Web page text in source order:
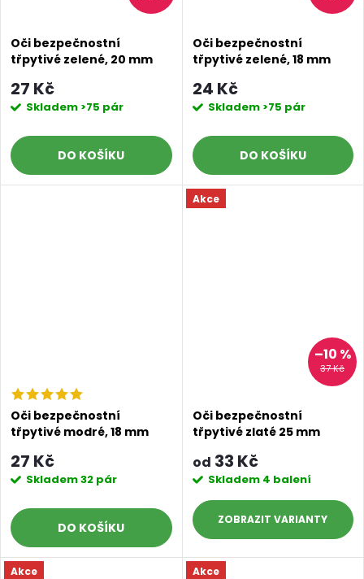
Oči bezpečnostní
třpytivé zelené, 20 mm
27 Kč
Skladem >75 pár
DO KOŠÍKU
Oči bezpečnostní
třpytivé zelené, 18 mm
24 Kč
Skladem >75 pár
DO KOŠÍKU
Oči bezpečnostní
třpytivé modré, 18 mm
27 Kč
Skladem32 pár
DO KOŠÍKU
Akce
37 Kč
–10 %
Oči bezpečnostní
třpytivé zlaté 25 mm
od 33 Kč
Skladem 4 balení
ZOBRAZIT
Akce Akce